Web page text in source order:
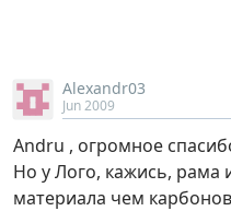
Alexandr03
Jun 2009
Andru , огромное
Но у Лого, кажись, рама
материала чем